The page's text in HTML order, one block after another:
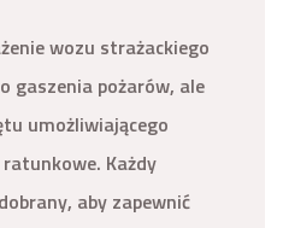
wozu strażackiego
gaszenia pożarów, ale
umożliwiającego
Każdy
aby zapewnić